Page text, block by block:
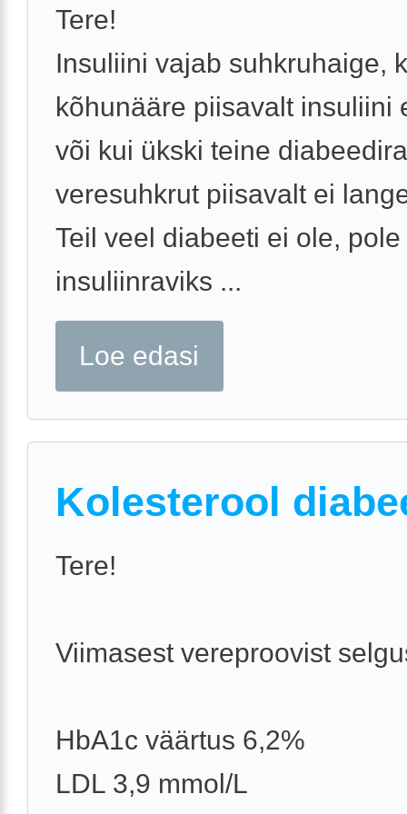
Tere!
Insuliini vajab suhkruhaige,
kõhunääre piisavalt insuliini
või kui ükski teine
veresuhkrut piisavalt ei
Teil veel diabeeti ei ole, pole
insuliinraviks ...
Loe edasi
Kolesterool
Tere!
Viimasest vereproovist
HbA1c väärtus 6,2%
LDL 3,9 mmol/L